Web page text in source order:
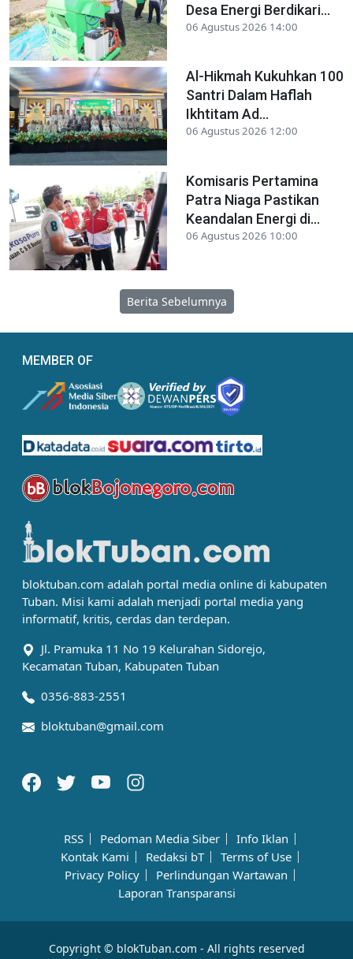
Desa Energi Berdikari...
06 Agustus 2026 14:00
Al-Hikmah Kukuhkan 100
Santri Dalam Haflah
Ikhtitam Ad...
06 Agustus 2026 12:00
Komisaris Pertamina
Patra Niaga Pastikan
Keandalan Energi di...
06 Agustus 2026 10:00
Berita Sebelumnya
MEMBER OF
bloktuban.com adalah portal media online di kabupaten
Tuban. Misi kami adalah menjadi portal media yang
informatif, kritis, cerdas dan terdepan.
Jl. Pramuka 11 No 19 Kelurahan Sidorejo,
Kecamatan Tuban, Kabupaten Tuban
0356-883-2551
bloktuban@gmail.com
RSS Pedoman Media Siber
Info Iklan
Kontak Kami
Redaksi bT
Terms of Use
Privacy Policy
Perlindungan Wartawan
Laporan Transparansi
Copyright © blokTuban.com - All rights reserved